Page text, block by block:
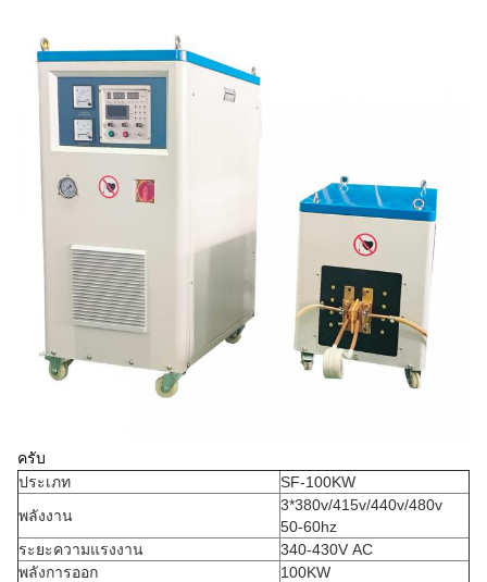
ครับ
ประเภท
SF-100KW
พลังงาน
3*380v/415v/440v/480v
50-60hz
ระยะความแรงงาน
340-430V AC
พลังการออก
100KW